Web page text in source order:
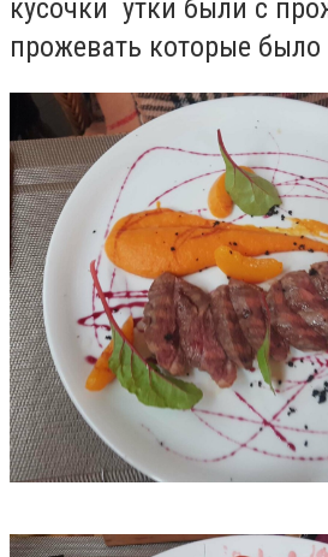
кусочки утки были с
прожевать которые